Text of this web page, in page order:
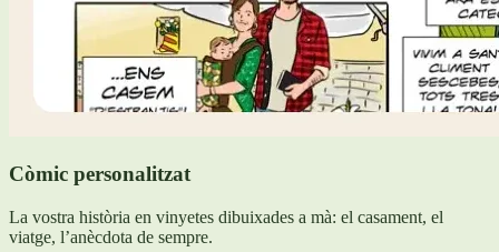
Còmic personalitzat
La vostra història en vinyetes dibuixades a mà: el casament, el
viatge, l’anècdota de sempre.